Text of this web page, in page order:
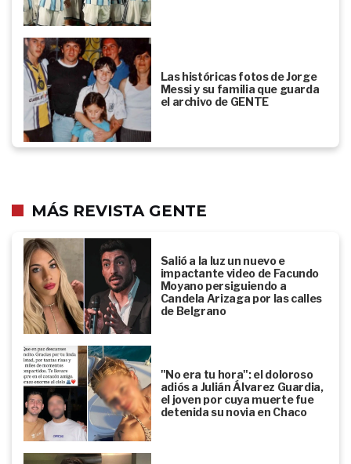
Las históricas fotos de Jorge
Messi y su familia que guarda
el archivo de GENTE
MÁS REVISTA GENTE
Salió a la luz un nuevo e
impactante video de Facundo
Moyano persiguiendo a
Candela Arizaga por las calles
de Belgrano
"No era tu hora": el doloroso
adiós a Julián Álvarez Guardia,
el joven por cuya muerte fue
detenida su novia en Chaco